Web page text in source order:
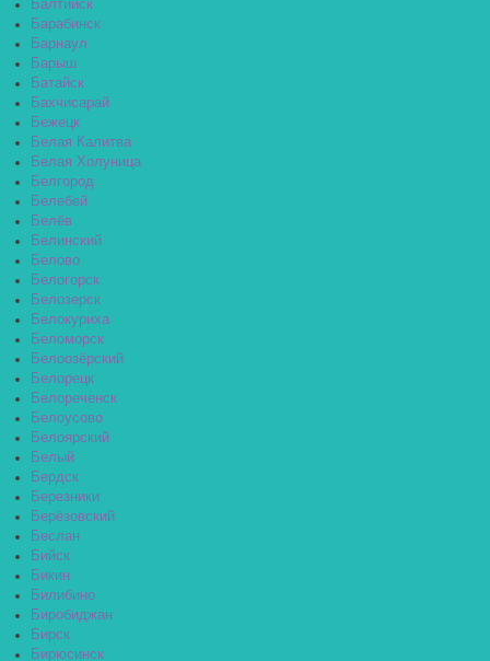
Балтийск
Барабинск
Барнаул
Барыш
Батайск
Бахчисарай
Бежецк
Белая Калитва
Белая Холуница
Белгород
Белебей
Белёв
Белинский
Белово
Белогорск
Белозерск
Белокуриха
Беломорск
Белоозёрский
Белорецк
Белореченск
Белоусово
Белоярский
Белый
Бердск
Березники
Берёзовский
Беслан
Бийск
Бикин
Билибино
Биробиджан
Бирск
Бирюсинск